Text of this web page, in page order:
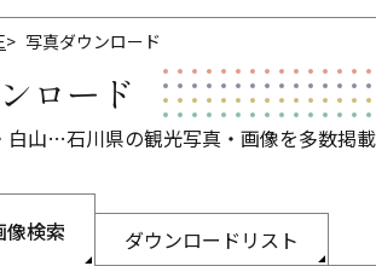
写真ダウンロード
ロード
白山…石川県の観光写真・画像を多数掲
像検索 ダウンロードリスト